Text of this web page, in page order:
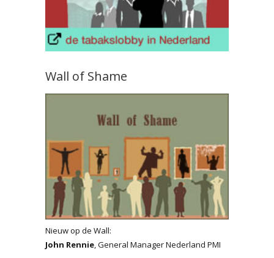
Wall of Shame
Nieuw op de Wall:
John Rennie, General Manager Nederland PMI